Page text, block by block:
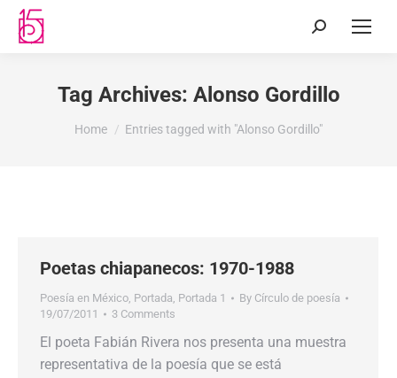
Tag Archives: Alonso Gordillo
You are here:
Home Entries tagged with "Alonso Gordillo"
Poetas chiapanecos: 1970-1988
Poesía en México, Portada, Portada 1 By Círculo de poesía
19/07/2011
3 Comments
El poeta Fabián Rivera nos presenta una muestra
representativa de la poesía que se está